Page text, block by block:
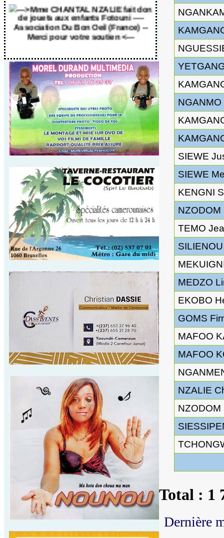
de jouets aux enfants Fotouni ----
Association Du Bon Oeil (France) --
Merci pour votre soutien <---
SIEWE
SIEWE
KENGNI
NZODOM
TEMO
MEDZO
EKOBO
GOMS
MAFOO
MAFOO
NZALIE
NZODOM
Total : 1
Dernière